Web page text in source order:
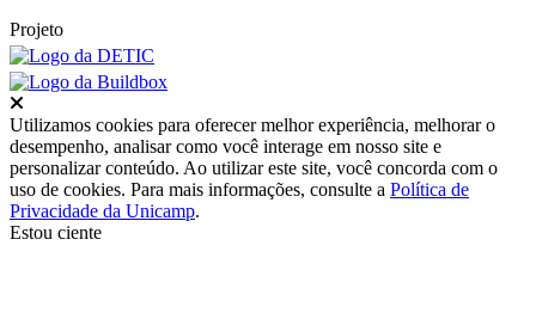
Projeto
Utilizamos cookies para oferecer melhor experiência, melhorar o
desempenho, analisar como você interage em nosso site e
personalizar conteúdo. Ao utilizar este site, você concorda com o
uso de cookies. Para mais informações, consulte a Política de
Privacidade da Unicamp.
Estou ciente